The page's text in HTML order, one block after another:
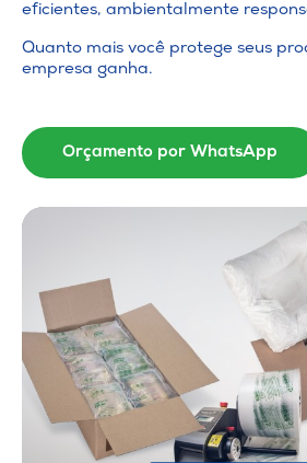
eficientes, ambientalmente
Quanto mais você protege seus
empresa ganha.
Orçamento por WhatsApp